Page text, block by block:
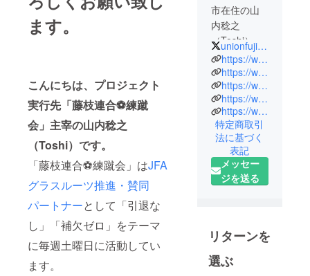
ます。
こんにちは、プロジェクト
実行先「藤枝連合⚽練蹴
会」主宰の山内稔之
（Toshi）です。
「藤枝連合⚽練蹴会」はJFA
グラスルーツ推進・賛同
パートナーとして「引退な
し」「補欠ゼロ」をテーマ
に毎週土曜日に活動してい
ます。
市在住の山
内稔之
（Toshi）で
す。
JFAグラス
ルーツ推
進・賛同
パートナー
「藤枝連合⚽
練蹴会」の
主宰者で
す。
役でもあり
ます^^！
unionfujieda
https://www.facebook.com/yamauchi.toshiyuki
https://www.facebook.com/groups/soccer.senior.japan/
https://www.facebook.com/groups/nadeshico.soccer/
https://www.facebook.com/groups/3945304695513091
https://www.facebook.com/shimoaobase
特定商取引
法に基づく
表記
メッセー
ジを送る
リターンを
選ぶ